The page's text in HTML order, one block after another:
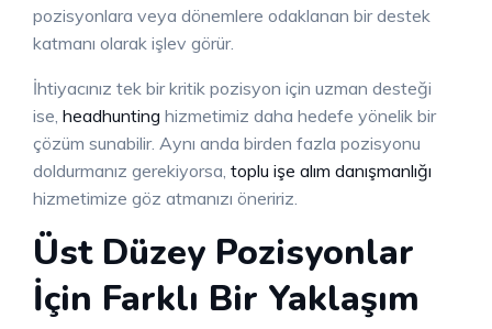
pozisyonlara veya dönemlere odaklanan bir destek
katmanı olarak işlev görür.
İhtiyacınız tek bir kritik pozisyon için uzman desteği
ise, headhunting hizmetimiz daha hedefe yönelik bir
çözüm sunabilir. Aynı anda birden fazla pozisyonu
doldurmanız gerekiyorsa, toplu işe alım danışmanlığı
hizmetimize göz atmanızı öneririz.
Üst Düzey Pozisyonlar
İçin Farklı Bir Yaklaşım